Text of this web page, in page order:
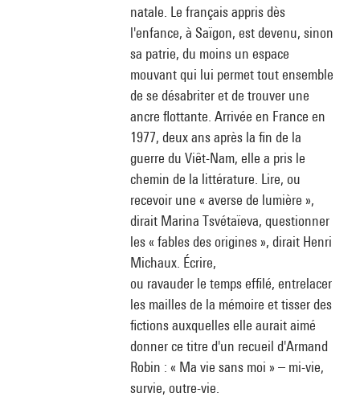
natale. Le français appris dès
l'enfance, à Saïgon, est devenu, sinon
sa patrie, du moins un espace
mouvant qui lui permet tout ensemble
de se désabriter et de trouver une
ancre flottante. Arrivée en France en
1977, deux ans après la fin de la
guerre du Viêt-Nam, elle a pris le
chemin de la littérature. Lire, ou
recevoir une « averse de lumière »,
dirait Marina Tsvétaïeva, questionner
les « fables des origines », dirait Henri
Michaux. Écrire,
ou ravauder le temps effilé, entrelacer
les mailles de la mémoire et tisser des
fictions auxquelles elle aurait aimé
donner ce titre d'un recueil d'Armand
Robin : « Ma vie sans moi » – mi-vie,
survie, outre-vie.